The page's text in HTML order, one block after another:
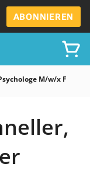
ABONNIEREN
M/w/x Für